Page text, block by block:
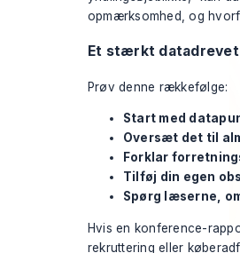
opmærksomhed, og
Et stærkt
Prøv denne rækkefølge:
Start med
Oversæt det til
Forklar
Tilføj din egen
Spørg læserne,
Hvis en konference-
rekruttering eller